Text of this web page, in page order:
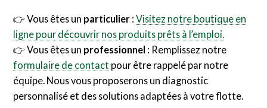
👉 Vous êtes un particulier :Visitez notre boutique en
ligne pour découvrir nos produits prêts à l’emploi.
👉 Vous êtes un professionnel : Remplissez notre
formulaire de contact pour être rappelé par notre
équipe. Nous vous proposerons un diagnostic
personnalisé et des solutions adaptées à votre flotte.